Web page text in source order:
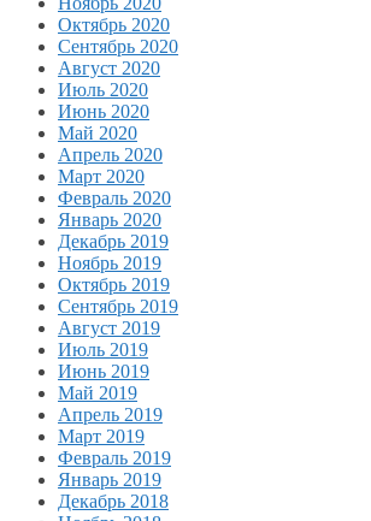
Октябрь 2020
Сентябрь 2020
Август 2020
Июль 2020
Июнь 2020
Май 2020
Апрель 2020
Март 2020
Февраль 2020
Январь 2020
Декабрь 2019
Ноябрь 2019
Октябрь 2019
Сентябрь 2019
Август 2019
Июль 2019
Июнь 2019
Май 2019
Апрель 2019
Март 2019
Февраль 2019
Январь 2019
Декабрь 2018